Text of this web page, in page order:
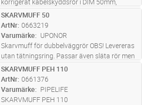
korrigerat kabelskyddsrör i DIM 50mm,
SVART.
ST Lägg i kundvagn
SKARVMUFF 50
ArtNr 0663219
Varumärke
UPONOR
Skarvmuff för dubbelväggrör OBS! Levereras
utan tätningsring. Passar även släta rör men
går då inte att få tät.
ST Lägg i kundvagn
SKARVMUFF PEH 110
ArtNr 0661376
Varumärke
PIPELIFE
SKARVMUFF PEH 110